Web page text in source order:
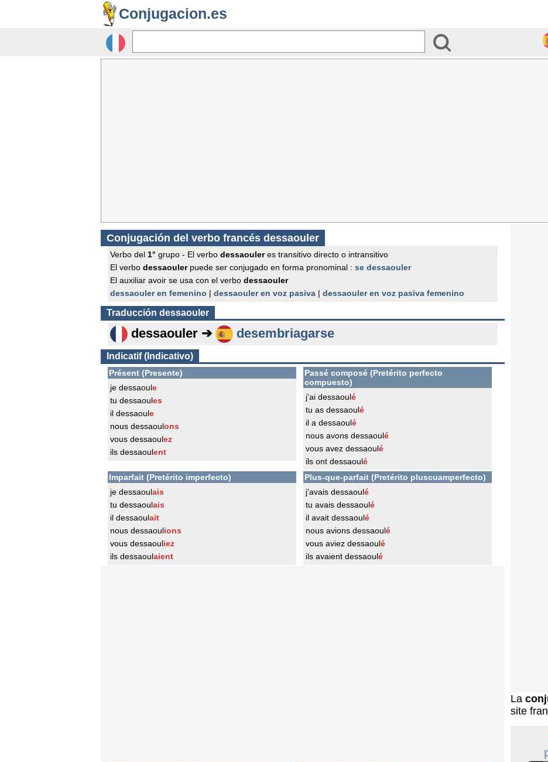
Conjugacion.es
Conjugación del verbo francés dessaouler
Verbo del 1° grupo - El verbo dessaouleres transitivo directo o intransitivo
El verbo dessaoulerpuede ser conjugado en forma pronominal : se dessaouler
El auxiliar avoir se usa con el verbo dessaouler
dessaouler en femenino | dessaouler en voz pasiva | dessaouler en voz pasiva femenino
Traducción dessaouler
dessaouler ➔ desembriagarse
Indicatif (Indicativo)
Présent (Presente)
je dessaoule
tu dessaoules
il dessaoule
nous dessaoulons
vous dessaoulez
ils dessaoulent
Passé composé (Pretérito perfecto
compuesto)
j'ai dessaoulé
tu as dessaoulé
il a dessaoulé
nous avons dessaoulé
vous avez dessaoulé
ils ont dessaoulé
Imparfait (Pretérito imperfecto)
je dessaoulais
tu dessaoulais
il dessaoulait
nous dessaoulions
vous dessaouliez
ils dessaoulaient
Plus-que-parfait (Pretérito pluscuamperfecto)
j'avais dessaoulé
tu avais dessaoulé
il avait dessaoulé
nous avions dessaoulé
vous aviez dessaoulé
ils avaient dessaoulé
La
site